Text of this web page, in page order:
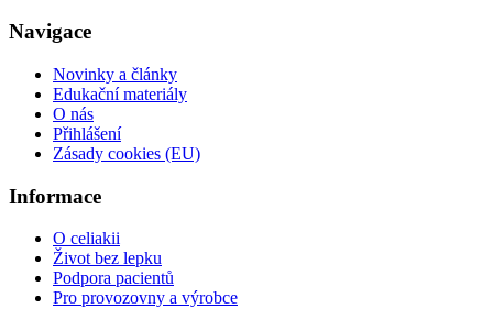
Navigace
Novinky a články
Edukační materiály
O nás
Přihlášení
Zásady cookies (EU)
Informace
O celiakii
Život bez lepku
Podpora pacientů
Pro provozovny a výrobce